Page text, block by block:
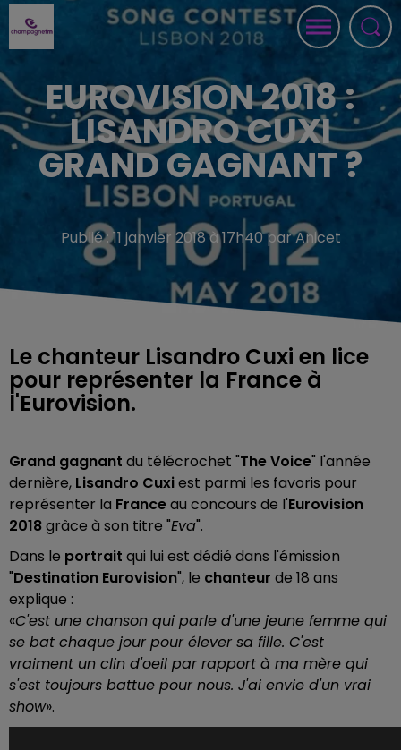
EUROVISION 2018 :
LISANDRO CUXI
GRAND GAGNANT ?
Publié : 11 janvier 2018 à 17h40 par Anicet
Le chanteur Lisandro Cuxi en lice
pour représenter la France à
l'Eurovision.
Grand gagnant du télécrochet "The Voice" l'année
dernière, Lisandro Cuxiest parmi les favoris pour
représenter la Franceau concours de l'Eurovision
2018grâce à son titre "Eva".
Dans le portrait qui lui est dédié dans l'émission
"Destination Eurovision", le chanteur de 18 ans
explique :
«C'est une chanson qui parle d'une jeune femme qui
se bat chaque jour pour élever sa fille. C'est
vraiment un clin d'oeil par rapport à ma mère qui
s'est toujours battue pour nous. J'ai envie d'un vrai
show».